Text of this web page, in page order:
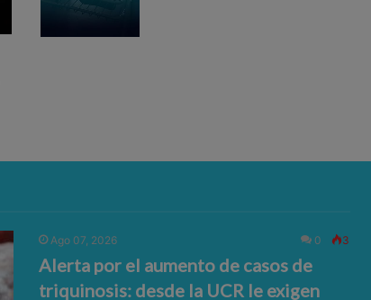
Ago 07, 2026 0 3
Alerta por el aumento de casos de
triquinosis: desde la UCR le exigen